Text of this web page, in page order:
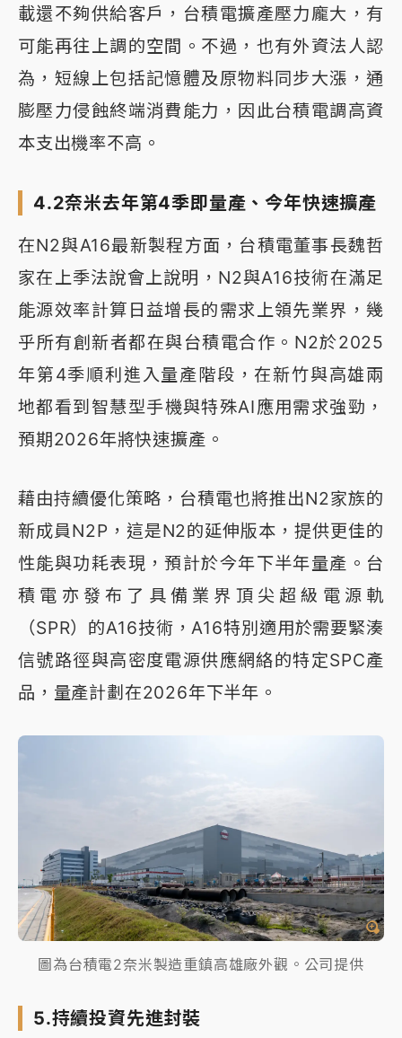
載還不夠供給客戶，台積電擴產壓力龐大，有
可能再往上調的空間。不過，也有外資法人認
為，短線上包括記憶體及原物料同步大漲，通
膨壓力侵蝕終端消費能力，因此台積電調高資
本支出機率不高。
4.2奈米去年第4季即量產、今年快速擴產
在N2與A16最新製程方面，台積電董事長魏哲
家在上季法說會上說明，N2與A16技術在滿足
能源效率計算日益增長的需求上領先業界，幾
乎所有創新者都在與台積電合作。N2於2025
年第4季順利進入量產階段，在新竹與高雄兩
地都看到智慧型手機與特殊AI應用需求強勁，
預期2026年將快速擴產。
藉由持續優化策略，台積電也將推出N2家族的
新成員N2P，這是N2的延伸版本，提供更佳的
性能與功耗表現，預計於今年下半年量產。台
積電亦發布了具備業界頂尖超級電源軌
（SPR）的A16技術，A16特別適用於需要緊湊
信號路徑與高密度電源供應網絡的特定SPC產
品，量產計劃在2026年下半年。
圖為台積電2奈米製造重鎮高雄廠外觀。公司提供
5.持續投資先進封裝